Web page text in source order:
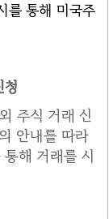
를 통해 미국주
청
주식 거래 신
안내를 따라
해 거래를 시